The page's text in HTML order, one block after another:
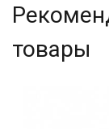
товары